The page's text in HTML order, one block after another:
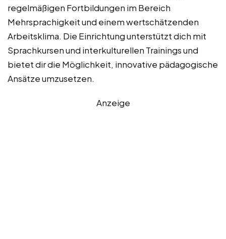
regelmäßigen Fortbildungen im Bereich
Mehrsprachigkeit und einem wertschätzenden
Arbeitsklima. Die Einrichtung unterstützt dich mit
Sprachkursen und interkulturellen Trainings und
bietet dir die Möglichkeit, innovative pädagogische
Ansätze umzusetzen.
Anzeige